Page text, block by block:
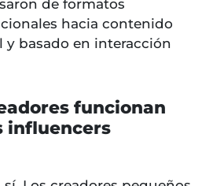
de formatos
hacia contenido
y basado en interacción
funcionan
influencers